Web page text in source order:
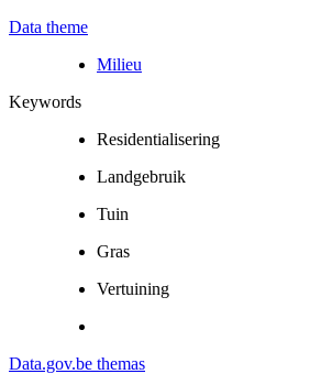
Data theme
Milieu
Keywords
Residentialisering
Landgebruik
Tuin
Gras
Vertuining
Data.gov.be themas